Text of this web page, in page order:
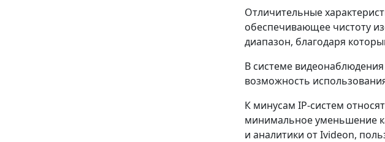
Отличительные
обеспечивающее чистоту
диапазон, благодаря
В системе
возможность
К минусам IP-систем
минимальное уменьшение
и аналитики от Ivideon,